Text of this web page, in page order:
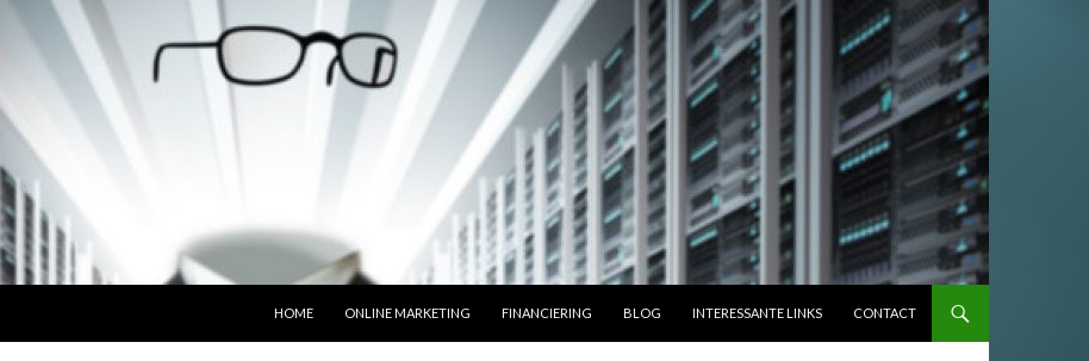
HOME
ONLINE MARKETING FINANCIERING BLOG INTERESSANTE LINKS CONTACT